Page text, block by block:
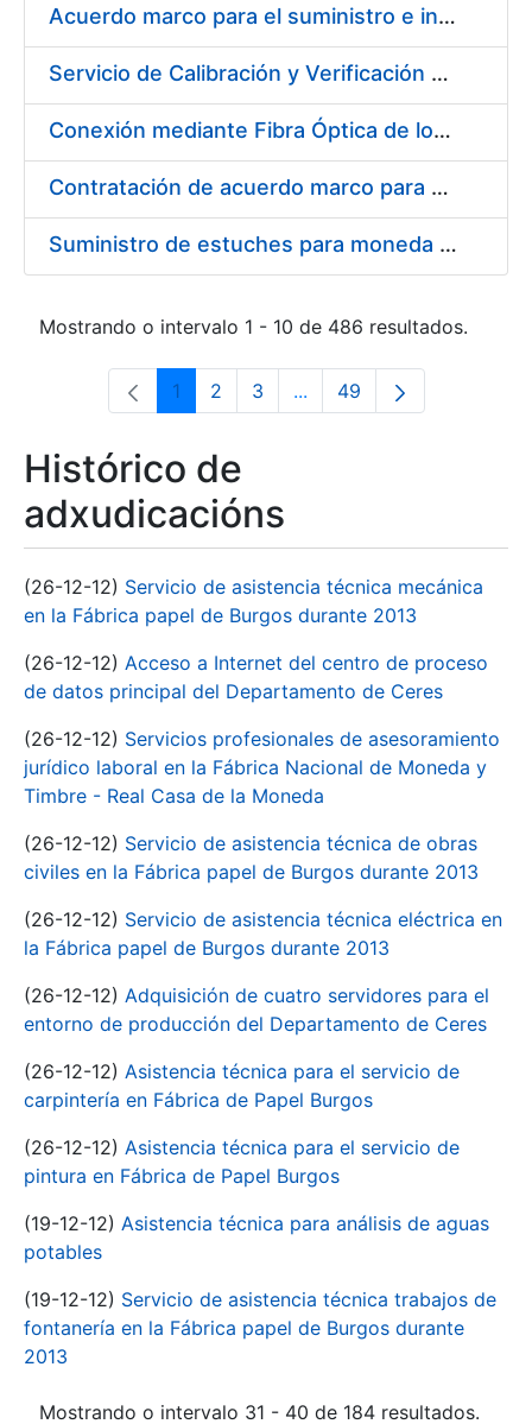
Acuerdo marco para el suministro e instalación de persianas, estores y otros complementos
Servicio de Calibración y Verificación Externa de los Equipos de Medición del Servicio de Prevención de la FNMT-RCM
Conexión mediante Fibra Óptica de los Centros de Proceso de Datos (CPDs) de las sedes de la FNMT-RCM de Burgos y Madrid
Contratación de acuerdo marco para el Suministro de Material de Electricidad para la Fábrica Nacional de Moneda y Timbre-Real Casa de la Moneda en su centro de trabajo de Burgos
Suministro de estuches para moneda de 30 €
Mostrando o intervalo 1 - 10 de 486 resultados.
Páxina
1 Páxina
2 Páxina
3 ...Páxinas intermedias Use
Páxina
49
Histórico de
adxudicacións
(26-12-12) Servicio de asistencia técnica mecánica
en la Fábrica papel de Burgos durante 2013
(26-12-12) Acceso a Internet del centro de proceso
de datos principal del Departamento de Ceres
(26-12-12) Servicios profesionales de asesoramiento
jurídico laboral en la Fábrica Nacional de Moneda y
Timbre - Real Casa de la Moneda
(26-12-12) Servicio de asistencia técnica de obras
civiles en la Fábrica papel de Burgos durante 2013
(26-12-12) Servicio de asistencia técnica eléctrica en
la Fábrica papel de Burgos durante 2013
(26-12-12) Adquisición de cuatro servidores para el
entorno de producción del Departamento de Ceres
(26-12-12) Asistencia técnica para el servicio de
carpintería en Fábrica de Papel Burgos
(26-12-12) Asistencia técnica para el servicio de
pintura en Fábrica de Papel Burgos
(19-12-12) Asistencia técnica para análisis de aguas
potables
(19-12-12) Servicio de asistencia técnica trabajos de
fontanería en la Fábrica papel de Burgos durante
2013
Mostrando o intervalo 31 - 40 de 184 resultados.